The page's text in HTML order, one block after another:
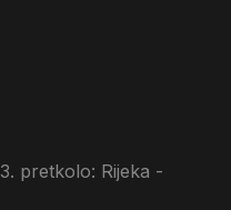
pretkolo: Rijeka -